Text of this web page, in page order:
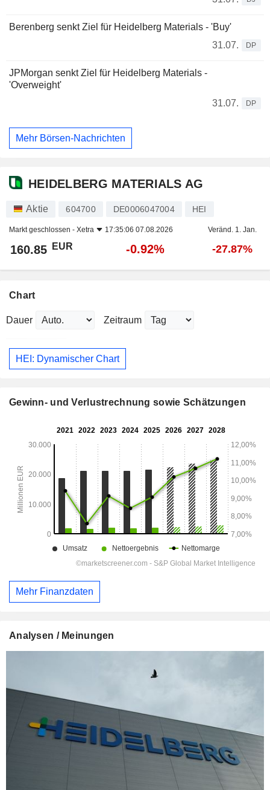
Berenberg senkt Ziel für Heidelberg Materials - 'Buy'
31.07.
DP
JPMorgan senkt Ziel für Heidelberg Materials -
'Overweight'
31.07.
DP
Mehr Börsen-Nachrichten
HEIDELBERG MATERIALS AG
Aktie 604700 DE0006047004 HEI
Markt geschlossen - Xetra 17:35:06 07.08.2026 Veränd. 1. Jan.
160.85 EUR -0.92% -27.87%
Chart
Dauer Zeitraum
HEI: Dynamischer Chart
Gewinn- und Verlustrechnung sowie Schätzungen
Mehr Finanzdaten
Analysen / Meinungen